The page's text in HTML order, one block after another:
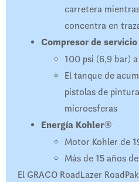
carretera
concentra en
Compresor de
100 psi (6,9 bar)
El tanque de
pistolas de
microesferas
Energía Kohler®
Motor Kohler de
Más de 15 años
El GRACO RoadLazer